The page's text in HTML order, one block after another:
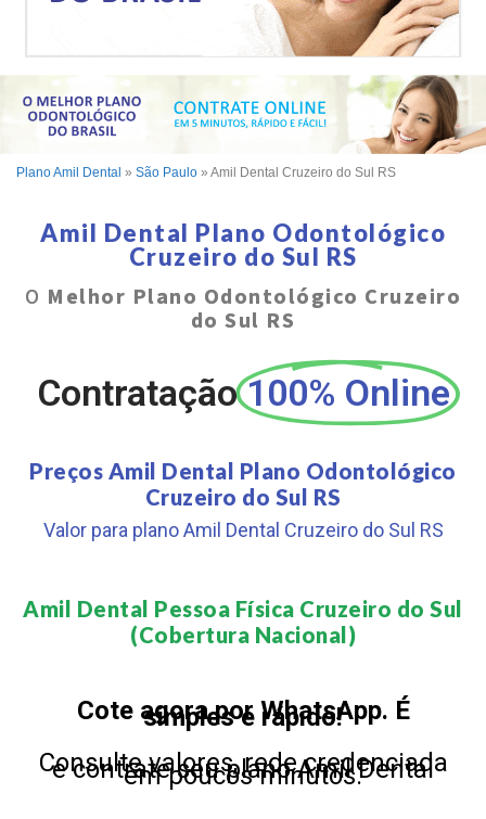
Plano Amil Dental » São Paulo » Amil Dental Cruzeiro do Sul RS
Amil Dental Plano Odontológico
Cruzeiro do Sul RS
O Melhor Plano Odontológico Cruzeiro
do Sul RS
Contratação 100% Online
Preços Amil Dental Plano Odontológico
Cruzeiro do Sul RS
Valor para plano Amil Dental Cruzeiro do Sul RS
Amil Dental Pessoa Física Cruzeiro do Sul
(Cobertura Nacional)​
Cote agora por WhatsApp. É
simples e rápido!
Consulte valores, rede credenciada
e contrate seu plano Amil Dental
em poucos minutos.